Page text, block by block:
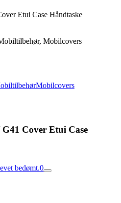
Etui Case Håndtaske
Mobilcovers
Mobilcovers
Cover Etui Case
bedømt.0